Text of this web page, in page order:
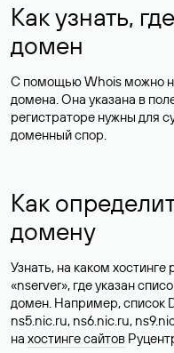
Как узнать,
домен
С помощью Whois можно
домена. Она указана в
регистраторе нужны для
доменный спор.
Как
домену
Узнать, на каком
«nserver», где указан
домен. Например, список
ns5.nic.ru, ns6.nic.ru,
на хостинге сайтов